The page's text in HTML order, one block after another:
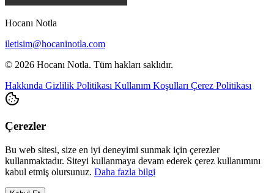
Hocanı Notla
iletisim@hocaninotla.com
© 2026 Hocanı Notla. Tüm hakları saklıdır.
Hakkında Gizlilik Politikası Kullanım Koşulları Çerez Politikası
Çerezler
Bu web sitesi, size en iyi deneyimi sunmak için çerezler
kullanmaktadır. Siteyi kullanmaya devam ederek çerez kullanımını
kabul etmiş olursunuz. Daha fazla bilgi